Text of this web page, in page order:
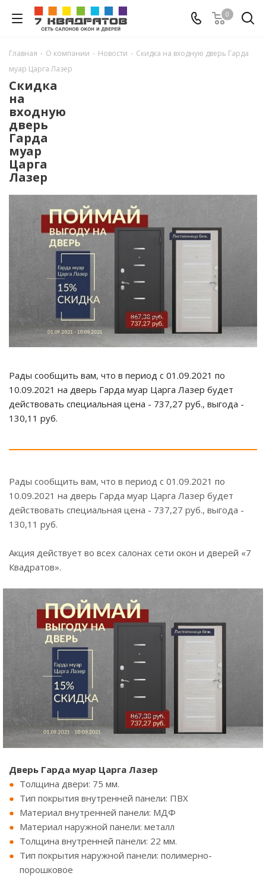
0
Главная - О компании - Новости - Скидка на входную дверь Гарда
муар Царга Лазер
Скидка
на
входную
дверь
Гарда
муар
Царга
Лазер
Рады сообщить вам, что в период с 01.09.2021 по
10.09.2021 на дверь Гарда муар Царга Лазер будет
действовать специальная цена - 737,27 руб., выгода -
130,11 руб.
Рады сообщить вам, что в период с 01.09.2021 по
10.09.2021 на дверь Гарда муар Царга Лазер будет
действовать специальная цена - 737,27 руб., выгода -
130,11 руб.
Акция действует во всех салонах сети окон и дверей «7
Квадратов».
Дверь Гарда муар Царга Лазер
Толщина двери: 75 мм.
Тип покрытия внутренней панели: ПВХ
Материал внутренней панели: МДФ
Материал наружной панели: металл
Толщина внутренней панели: 22 мм.
Тип покрытия наружной панели: полимерно-
порошковое